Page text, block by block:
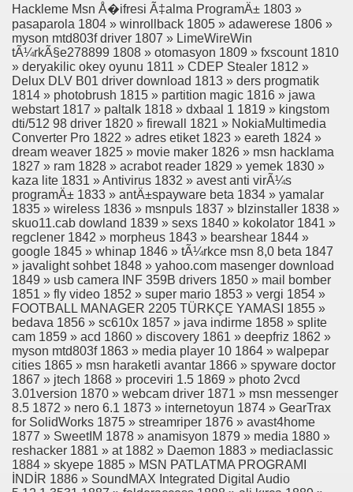
Hackleme Msn Å�ifresi Ã‡alma ProgramÄ± 1803 »
pasaparola 1804 » winrollback 1805 » adawerese 1806 »
myson mtd803f driver 1807 » LimeWireWin
tÃ¼rkÃ§e278899 1808 » otomasyon 1809 » fxscount 1810
» deryakilic okey oyunu 1811 » CDEP Stealer 1812 »
Delux DLV B01 driver download 1813 » ders progmatik
1814 » photobrush 1815 » partition magic 1816 » jawa
webstart 1817 » paltalk 1818 » dxbaal 1 1819 » kingstom
dti/512 98 driver 1820 » firewall 1821 » NokiaMultimedia
Converter Pro 1822 » adres etiket 1823 » eareth 1824 »
dream weaver 1825 » movie maker 1826 » msn hacklama
1827 » ram 1828 » acrabot reader 1829 » yemek 1830 »
kaza lite 1831 » Antivirus 1832 » avest anti virÃ¼s
programÄ± 1833 » antÄ±spayware beta 1834 » yamalar
1835 » wireless 1836 » msnpuls 1837 » blzinstaller 1838 »
skuo11.cab dowland 1839 » sexs 1840 » kokolator 1841 »
regclener 1842 » morpheus 1843 » bearshear 1844 »
google 1845 » whinap 1846 » tÃ¼rkce msn 8,0 beta 1847
» javalight sohbet 1848 » yahoo.com masenger download
1849 » usb camera INF 359B drivers 1850 » mail bomber
1851 » fly video 1852 » super mario 1853 » vergi 1854 »
FOOTBALL MANAGER 2205 TÜRKÇE YAMASI 1855 »
bedava 1856 » sc610x 1857 » java indirme 1858 » splite
cam 1859 » acd 1860 » discovery 1861 » deepfriz 1862 »
myson mtd803f 1863 » media player 10 1864 » walpepar
cities 1865 » msn haraketli avantar 1866 » spyware doctor
1867 » jtech 1868 » proceviri 1.5 1869 » photo 2vcd
3.01version 1870 » webcam driver 1871 » msn messenger
8.5 1872 » nero 6.1 1873 » internetoyun 1874 » GearTrax
for SolidWorks 1875 » streamriper 1876 » avast4home
1877 » SweetIM 1878 » anamisyon 1879 » media 1880 »
reshacker 1881 » at 1882 » Daemon 1883 » mediaclassic
1884 » skyepe 1885 » MSN PATLATMA PROGRAMI
İNDİR 1886 » SoundMAX Integrated Digital Audio